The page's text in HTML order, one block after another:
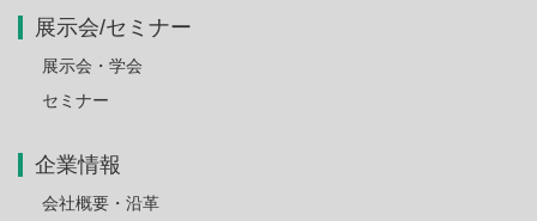
展示会/セミナー
展示会・学会
セミナー
企業情報
会社概要・沿革